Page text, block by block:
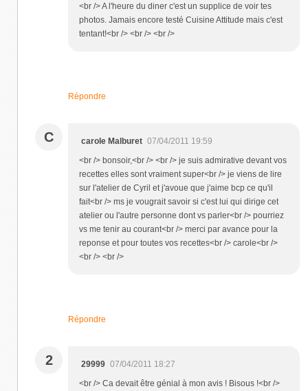
<br /> A l'heure du diner c'est un supplice de voir tes
photos. Jamais encore testé Cuisine Attitude mais c'est
tentant!<br /> <br /> <br />
Répondre
C carole Malburet 07/04/2011 19:59
<br /> bonsoir,<br /> <br /> je suis admirative devant vos
recettes elles sont vraiment super<br /> je viens de lire
sur l'atelier de Cyril et j'avoue que j'aime bcp ce qu'il
fait<br /> ms je vougrait savoir si c'est lui qui dirige cet
atelier ou l'autre personne dont vs parler<br /> pourriez
vs me tenir au courant<br /> merci par avance pour la
reponse et pour toutes vos recettes<br /> carole<br />
<br /> <br />
Répondre
2 29999 07/04/2011 18:27
<br /> Ca devait être génial à mon avis ! Bisous !<br />